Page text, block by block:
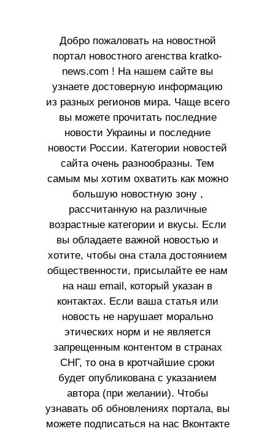
Добро пожаловать на новостной
портал новостного агенства kratko-
news.com ! На нашем сайте вы
узнаете достоверную информацию
из разных регионов мира. Чаще всего
вы можете прочитать последние
новости Украины и последние
новости России. Категории новостей
сайта очень разнообразны. Тем
самым мы хотим охватить как можно
большую новостную зону ,
рассчитанную на различные
возрастные категории и вкусы. Если
вы обладаете важной новостью и
хотите, чтобы она стала достоянием
общественности, присылайте ее нам
на наш email, который указан в
контактах. Если ваша статья или
новость не нарушает морально
этических норм и не является
запрещенным контентом в странах
СНГ, то она в кротчайшие сроки
будет опубликована с указанием
автора (при желании). Чтобы
узнавать об обновлениях портала, вы
можете подписаться на нас Вконтакте